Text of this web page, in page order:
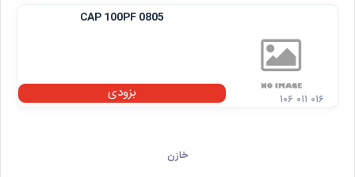
CAP 100PF 0805
بزودی ۱۰۶ ۰۱۱ ۰۱۶
خازن